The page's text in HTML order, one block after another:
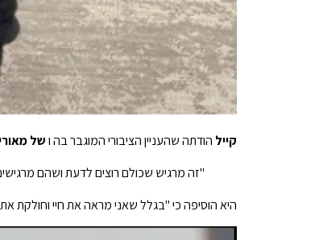
קייל הודתה שהעניין הציבורי המוגבר בה ושל
"זה מרגיש שכולם רוצים לדעת ושהם
היא הוסיפה כי "בגלל שאני מראה את חיי וחולקת את חיי עם כולם כבר 13 שנים. זה לא שאני